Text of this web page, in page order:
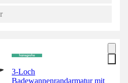
3-Loch
Badewannenrandarmatur mit